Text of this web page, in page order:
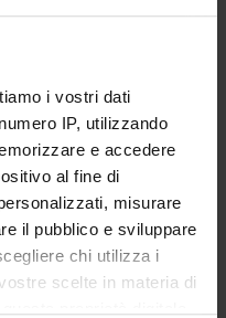
i vostri dati
IP, utilizzando
e accedere
al fine di
misurare
il pubblico e sviluppare
chi utilizza i
scelte in materia di